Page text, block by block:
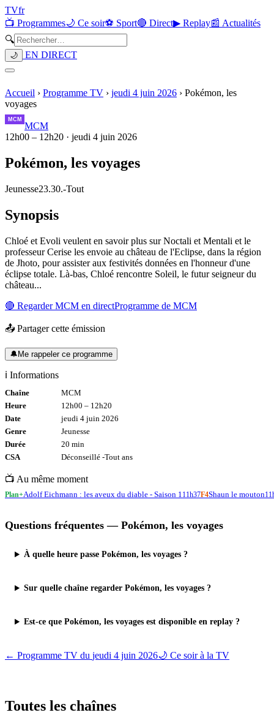
TVfr
📺 Programmes🌙 Ce soir⚽ Sport🔴 Direct▶ Replay📰 Actualités
🔍
🌙 EN DIRECT
Accueil › Programme TV › jeudi 4 juin 2026 › Pokémon, les
voyages
MCM
12h00 – 12h20 · jeudi 4 juin 2026
Pokémon, les voyages
Jeunesse23.30.-Tout
Synopsis
Chloé et Evoli veulent en savoir plus sur Noctali et Mentali et le
professeur Cerise les envoie au château de l'Eclipse, dans la région
de Jhoto, pour assister aux festivités données en l'honneur d'une
éclipse totale. Là-bas, Chloé rencontre Soleil, le futur seigneur du
château...
🔴 RegarderMCM en directProgramme de MCM
📤 Partager cette émission
🔔Me rappeler ce programme
ℹ️ Informations
Chaîne
MCM
Heure
12h00 – 12h20
Date
jeudi 4 juin 2026
Genre
Jeunesse
Durée
20 min
CSA
Déconseillé -Tout ans
📺 Au même moment
Plan+Adolf Eichmann : les aveux du diable - Saison 111h37F4Shaun le mouton
Questions fréquentes — Pokémon, les voyages
À quelle heure passe Pokémon, les voyages ?
Sur quelle chaîne regarder Pokémon, les voyages ?
Est-ce que Pokémon, les voyages est disponible en replay ?
← Programme TV du jeudi 4 juin 2026🌙 Ce soir à la TV
Toutes les chaînes